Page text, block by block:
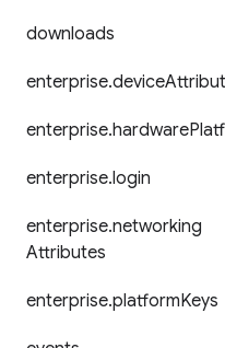
downloads
enterprise.device
enterprise.hardware
enterprise.login
enterprise.networking
Attributes
enterprise.platformKeys